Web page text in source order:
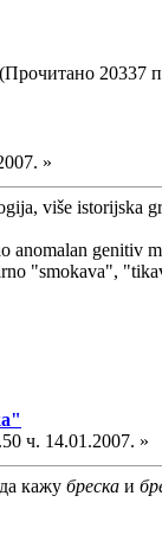
20337
»
više istorijska
anomalan genitiv
"smokava",
ч. 14.01.2007. »
кажу бреска и